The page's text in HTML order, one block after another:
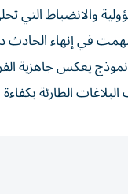
والانضباط التي
في إنهاء
يعكس جاهزية
الطارئة بكفاءة